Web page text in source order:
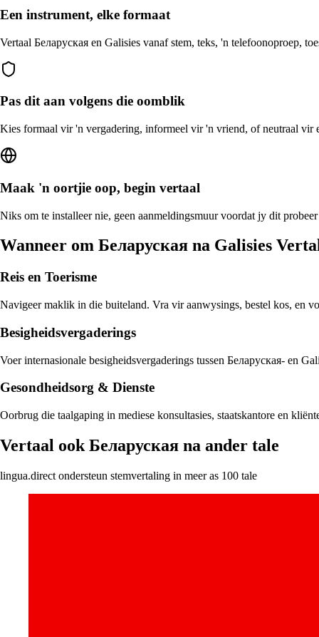
Een instrument, elke formaat
Vertaal Беларуская en Galisies vanaf stem, teks, 'n telefoonoproep,
Pas dit aan volgens die oomblik
Kies formaal vir 'n vergadering, informeel vir 'n vriend, of neutraal vir
Maak 'n oortjie oop, begin vertaal
Niks om te installeer nie, geen aanmeldingsmuur voordat jy dit
Wanneer om Беларуская na Galisies
Reis en Toerisme
Navigeer maklik in die buiteland. Vra vir aanwysings, bestel kos, en
Besigheidsvergaderings
Voer internasionale besigheidsvergaderings tussen Беларуская- en
Gesondheidsorg & Dienste
Oorbrug die taalgaping in mediese konsultasies, staatskantore en
Vertaal ook Беларуская na ander tale
lingua.direct ondersteun stemvertaling in meer as 100 tale